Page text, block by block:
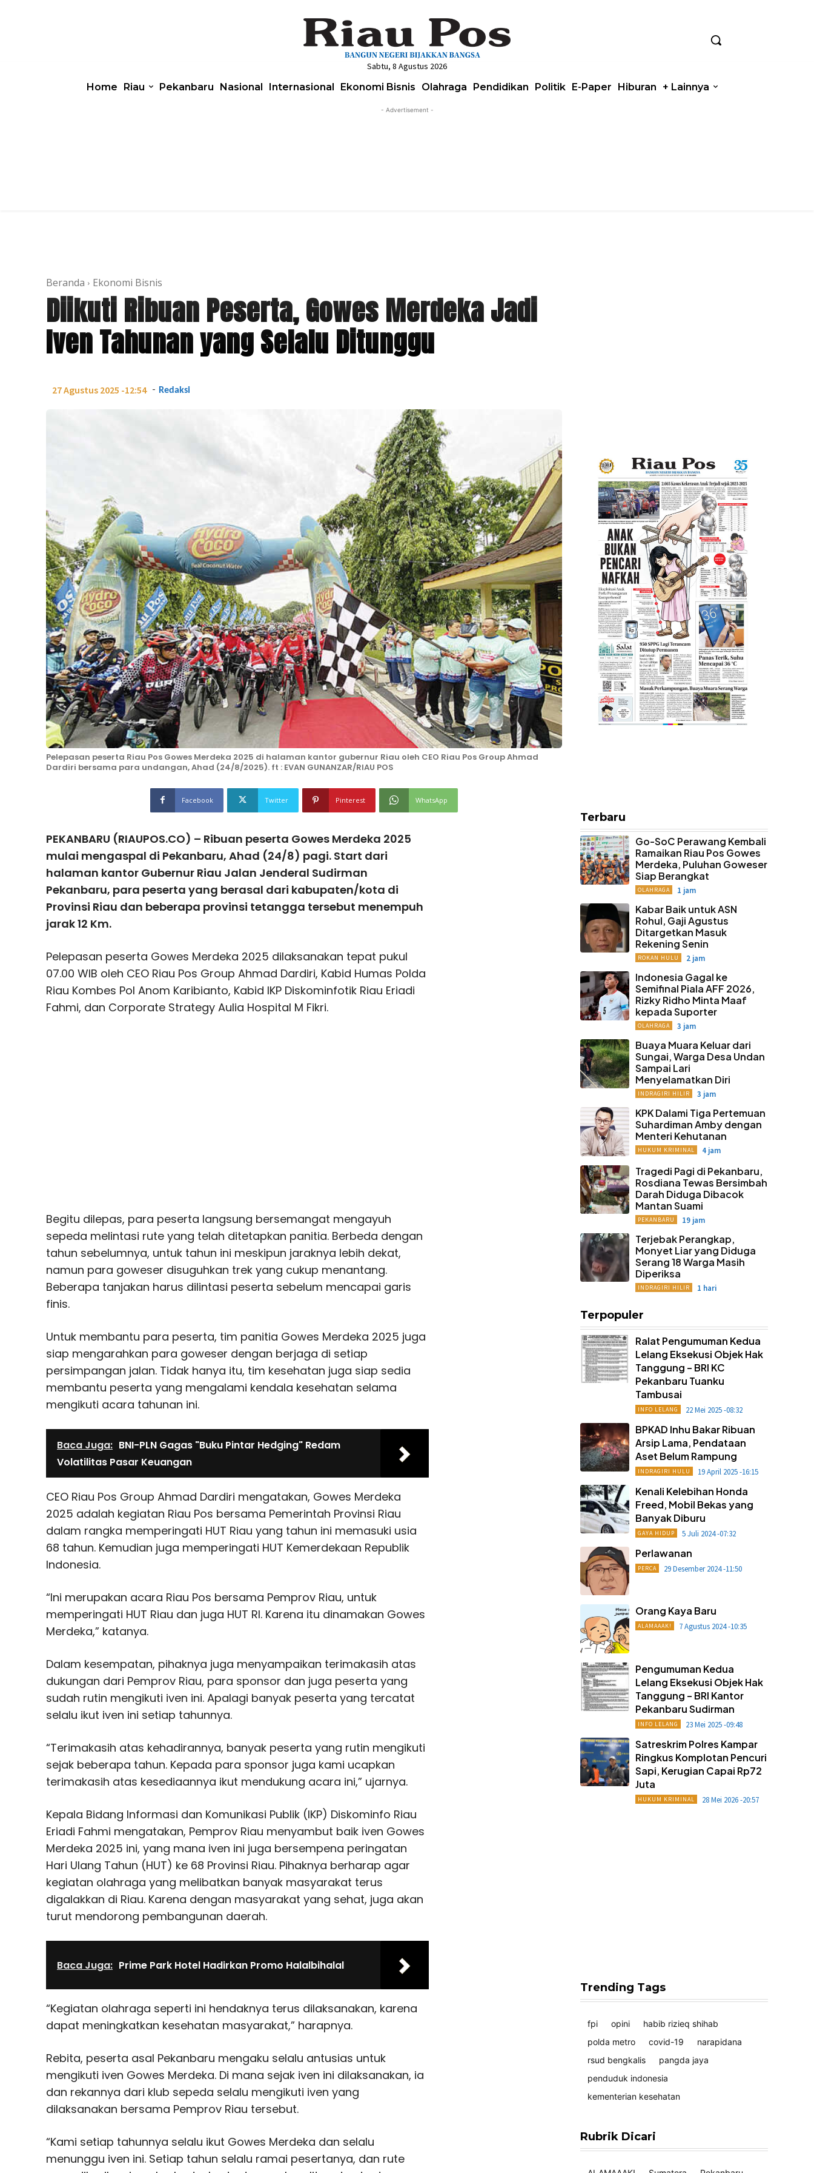
Sabtu, 8 Agustus 2026
Home Riau Pekanbaru Nasional Internasional Ekonomi Bisnis Olahraga Pendidikan Politik E-Paper Hiburan + Lainnya
- Advertisement -
Beranda Ekonomi Bisnis
Diikuti Ribuan Peserta, Gowes Merdeka Jadi
Iven Tahunan yang Selalu Ditunggu
27 Agustus 2025 -12:54 - Redaksi
Pelepasan peserta Riau Pos Gowes Merdeka 2025 di halaman kantor gubernur Riau oleh CEO Riau Pos Group Ahmad
Dardiri bersama para undangan, Ahad (24/8/2025). ft : EVAN GUNANZAR/RIAU POS
Facebook Twitter Pinterest WhatsApp
PEKANBARU (RIAUPOS.CO) – Ribuan peserta Gowes Merdeka 2025
mulai mengaspal di Pekanbaru, Ahad (24/8) pagi. Start dari
halaman kantor Gubernur Riau Jalan Jenderal Sudirman
Pekanbaru, para peserta yang berasal dari kabupaten/kota di
Provinsi Riau dan beberapa provinsi tetangga tersebut menempuh
jarak 12 Km.
Pelepasan peserta Gowes Merdeka 2025 dilaksanakan tepat pukul
07.00 WIB oleh CEO Riau Pos Group Ahmad Dardiri, Kabid Humas Polda
Riau Kombes Pol Anom Karibianto, Kabid IKP Diskominfotik Riau Eriadi
Fahmi, dan Corporate Strategy Aulia Hospital M Fikri.
Begitu dilepas, para peserta langsung bersemangat mengayuh
sepeda melintasi rute yang telah ditetapkan panitia. Berbeda dengan
tahun sebelumnya, untuk tahun ini meskipun jaraknya lebih dekat,
namun para goweser disuguhkan trek yang cukup menantang.
Beberapa tanjakan harus dilintasi peserta sebelum mencapai garis
finis.
Untuk membantu para peserta, tim panitia Gowes Merdeka 2025 juga
siap mengarahkan para goweser dengan berjaga di setiap
persimpangan jalan. Tidak hanya itu, tim kesehatan juga siap sedia
membantu peserta yang mengalami kendala kesehatan selama
mengikuti acara tahunan ini.
Baca Juga: BNI-PLN Gagas "Buku Pintar Hedging" Redam
Volatilitas Pasar Keuangan
CEO Riau Pos Group Ahmad Dardiri mengatakan, Gowes Merdeka
2025 adalah kegiatan Riau Pos bersama Pemerintah Provinsi Riau
dalam rangka memperingati HUT Riau yang tahun ini memasuki usia
68 tahun. Kemudian juga memperingati HUT Kemerdekaan Republik
Indonesia.
“Ini merupakan acara Riau Pos bersama Pemprov Riau, untuk
memperingati HUT Riau dan juga HUT RI. Karena itu dinamakan Gowes
Merdeka,” katanya.
Dalam kesempatan, pihaknya juga menyampaikan terimakasih atas
dukungan dari Pemprov Riau, para sponsor dan juga peserta yang
sudah rutin mengikuti iven ini. Apalagi banyak peserta yang tercatat
selalu ikut iven ini setiap tahunnya.
“Terimakasih atas kehadirannya, banyak peserta yang rutin mengikuti
sejak beberapa tahun. Kepada para sponsor juga kami ucapkan
terimakasih atas kesediaannya ikut mendukung acara ini,” ujarnya.
Kepala Bidang Informasi dan Komunikasi Publik (IKP) Diskominfo Riau
Eriadi Fahmi mengatakan, Pemprov Riau menyambut baik iven Gowes
Merdeka 2025 ini, yang mana iven ini juga bersempena peringatan
Hari Ulang Tahun (HUT) ke 68 Provinsi Riau. Pihaknya berharap agar
kegiatan olahraga yang melibatkan banyak masyarakat terus
digalakkan di Riau. Karena dengan masyarakat yang sehat, juga akan
turut mendorong pembangunan daerah.
Baca Juga: Prime Park Hotel Hadirkan Promo Halalbihalal
“Kegiatan olahraga seperti ini hendaknya terus dilaksanakan, karena
dapat meningkatkan kesehatan masyarakat,” harapnya.
Rebita, peserta asal Pekanbaru mengaku selalu antusias untuk
mengikuti iven Gowes Merdeka. Di mana sejak iven ini dilaksanakan, ia
dan rekannya dari klub sepeda selalu mengikuti iven yang
dilaksanakan bersama Pemprov Riau tersebut.
“Kami setiap tahunnya selalu ikut Gowes Merdeka dan selalu
menunggu iven ini. Setiap tahun selalu ramai pesertanya, dan rute
Terbaru
Go-SoC Perawang Kembali
Ramaikan Riau Pos Gowes
Merdeka, Puluhan Goweser
Siap Berangkat
OLAHRAGA 1 jam
Kabar Baik untuk ASN
Rohul, Gaji Agustus
Ditargetkan Masuk
Rekening Senin
ROKAN HULU 2 jam
Indonesia Gagal ke
Semifinal Piala AFF 2026,
Rizky Ridho Minta Maaf
kepada Suporter
OLAHRAGA 3 jam
Buaya Muara Keluar dari
Sungai, Warga Desa Undan
Sampai Lari
Menyelamatkan Diri
INDRAGIRI HILIR 3 jam
KPK Dalami Tiga Pertemuan
Suhardiman Amby dengan
Menteri Kehutanan
HUKUM KRIMINAL 4 jam
Tragedi Pagi di Pekanbaru,
Rosdiana Tewas Bersimbah
Darah Diduga Dibacok
Mantan Suami
PEKANBARU 19 jam
Terjebak Perangkap,
Monyet Liar yang Diduga
Serang 18 Warga Masih
Diperiksa
INDRAGIRI HILIR 1 hari
Terpopuler
Ralat Pengumuman Kedua
Lelang Eksekusi Objek Hak
Tanggung – BRI KC
Pekanbaru Tuanku
Tambusai
INFO LELANG 22 Mei 2025 -08:32
BPKAD Inhu Bakar Ribuan
Arsip Lama, Pendataan
Aset Belum Rampung
INDRAGIRI HULU 19 April 2025 -16:15
Kenali Kelebihan Honda
Freed, Mobil Bekas yang
Banyak Diburu
GAYA HIDUP 5 Juli 2024 -07:32
Perlawanan
PERCA 29 Desember 2024 -11:50
Orang Kaya Baru
ALAMAAAK! 7 Agustus 2024 -10:35
Pengumuman Kedua
Lelang Eksekusi Objek Hak
Tanggung – BRI Kantor
Pekanbaru Sudirman
INFO LELANG 23 Mei 2025 -09:48
Satreskrim Polres Kampar
Ringkus Komplotan Pencuri
Sapi, Kerugian Capai Rp72
Juta
HUKUM KRIMINAL 28 Mei 2026 -20:57
Trending Tags
fpi opini
habib rizieq shihab
polda metro
covid-19
narapidana
rsud bengkalis
pangda jaya
penduduk indonesia
kementerian kesehatan
Rubrik Dicari